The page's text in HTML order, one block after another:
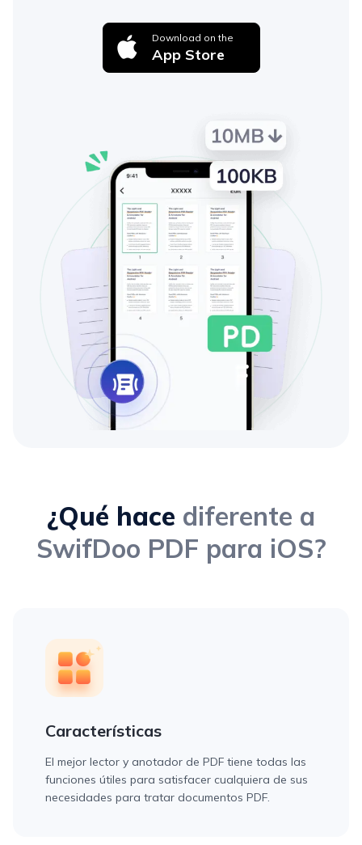
Download on the
App Store
¿Qué hace diferente a
SwifDoo PDF para iOS?
Características
El mejor lector y anotador de PDF tiene todas las
funciones útiles para satisfacer cualquiera de sus
necesidades para tratar documentos PDF.